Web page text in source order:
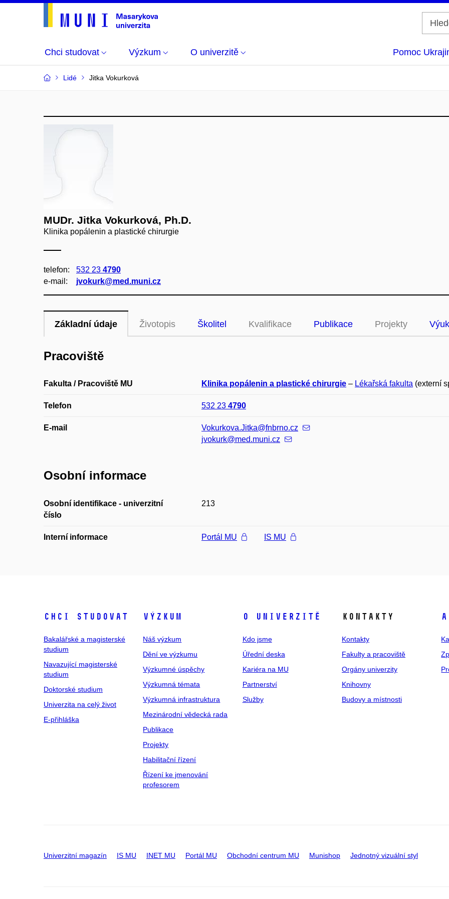
Chci studovat Výzkum O univerzitě Pomoc
Lidé Jitka Vokurková
MUDr. Jitka Vokurková, Ph.D.
Klinika popálenin a plastické chirurgie
telefon: 532 23 4790
e‑mail:
jvokurk@med.muni.cz
Základní údaje Životopis Školitel Kvalifikace Publikace Projekty
Pracoviště
Fakulta / Pracoviště MU Klinika popálenin a plastické chirurgie – Lékařská fakulta (externí
Telefon 532 23 4790
E-mail
Vokurkova.Jitka@fnbrno.cz
jvokurk@med.muni.cz
Osobní informace
Osobní identifikace - univerzitní
číslo
213
Interní informace Portál MU IS MU
Chci studovat
Bakalářské a magisterské
studium
Navazující magisterské
studium
Doktorské studium
Univerzita na celý život
E-přihláška
Výzkum
Náš výzkum
Dění ve výzkumu
Výzkumné úspěchy
Výzkumná témata
Výzkumná infrastruktura
Mezinárodní vědecká rada
Publikace
Projekty
Habilitační řízení
Řízení ke jmenování
profesorem
O univerzitě
Kdo jsme
Úřední deska
Kariéra na MU
Partnerství
Služby
Kontakty
Kontakty
Fakulty a pracoviště
Orgány univerzity
Knihovny
Budovy a místnosti
Univerzitní magazín IS MU INET MU Portál MU Obchodní centrum MU Munishop Jednotný vizuální styl